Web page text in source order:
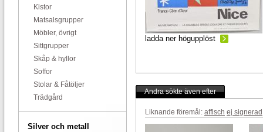
Kistor
Matsalsgrupper
Möbler, övrigt
Sittgrupper
Skåp & hyllor
Soffor
Stolar & Fåtöljer
Trädgård
Silver och metall
ladda ner högupplöst
Andra sökte även efter
Liknande föremål: affisch ej signerad